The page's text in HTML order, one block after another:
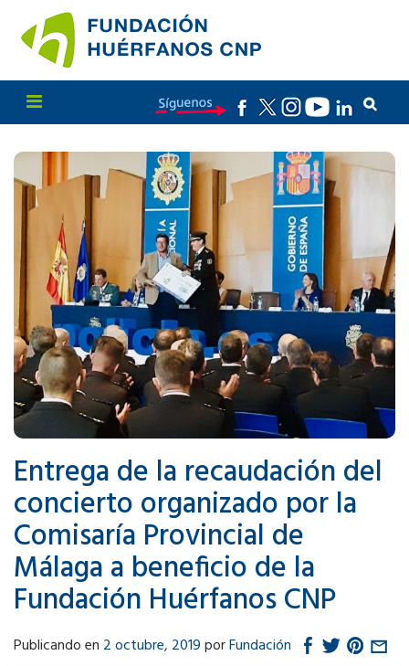
Entrega de la recaudación del
concierto organizado por la
Comisaría Provincial de
Málaga a beneficio de la
Fundación Huérfanos CNP
Publicando en 2 octubre, 2019porFundación